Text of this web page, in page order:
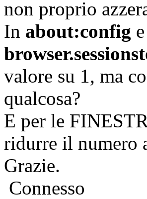
non proprio
In about:config e
valore su 1, ma
qualcosa?
E per le
ridurre il numero
Grazie.
Connesso